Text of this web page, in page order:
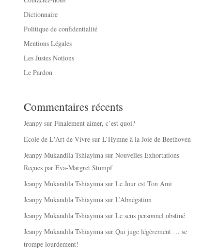
Dictionnaire
Politique de confidentialité
Mentions Légales
Les Justes Notions
Le Pardon
Commentaires récents
Jeanpy surFinalement aimer, c’est quoi?
Ecole de L'Art de Vivre surL’Hymne à la Joie de Beethoven
Jeanpy Mukandila Tshiayima surNouvelles Exhortations –
Reçues par Eva-Margret Stumpf
Jeanpy Mukandila Tshiayima surLe Jour est Ton Ami
Jeanpy Mukandila Tshiayima surL’Abnégation
Jeanpy Mukandila Tshiayima surLe sens personnel obstiné
Jeanpy Mukandila Tshiayima surQui juge légèrement … se
trompe lourdement!